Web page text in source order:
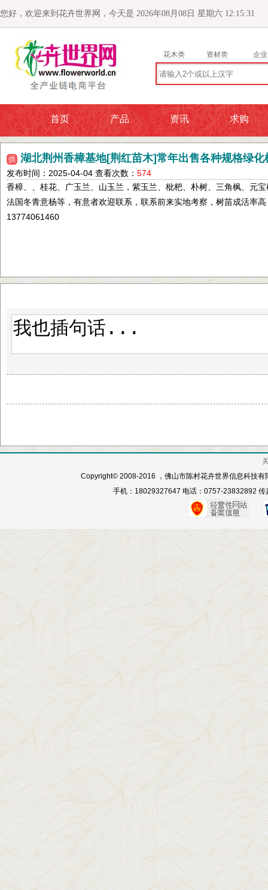
您好，欢迎来到花卉世界网，今天是 2026年08月08日 星期六 12:15:32
花木类 资材类 企业
首页 产品 资讯 求购
供 湖北荆州香樟基地[荆红苗木]常年出售各种规格绿化
发布时间：2025-04-04 查看次数： 574
香樟、、桂花、广玉兰、山玉兰，紫玉兰、枇杷、朴树、三角枫、元
法国冬青意杨等，有意者欢迎联系，联系前来实地考察，树苗成活率
13774061460
Copyright© 2008-2016 ，佛山市陈村花卉世界信息科技有
手机：18029327647 电话：0757-23832892